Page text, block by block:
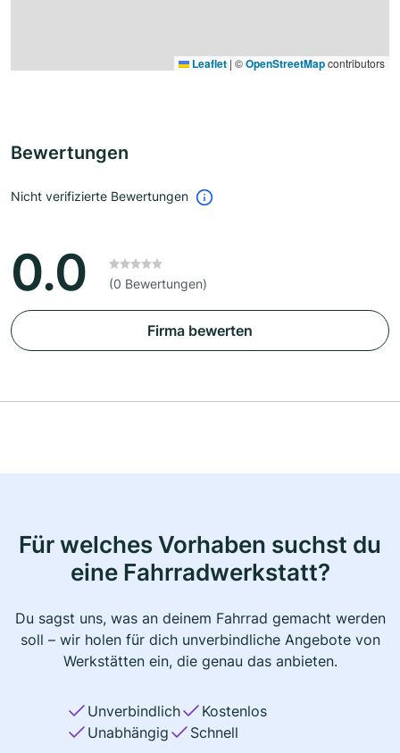
Leaflet | ©OpenStreetMapcontributors
Bewertungen
Nicht verifizierte Bewertungen
0.0 (0 Bewertungen)
Firma bewerten
Für welches Vorhaben suchst du
eine Fahrradwerkstatt?
Du sagst uns, was an deinem Fahrrad gemacht werden
soll – wir holen für dich unverbindliche Angebote von
Werkstätten ein, die genau das anbieten.
Unverbindlich
Kostenlos
Unabhängig
Schnell